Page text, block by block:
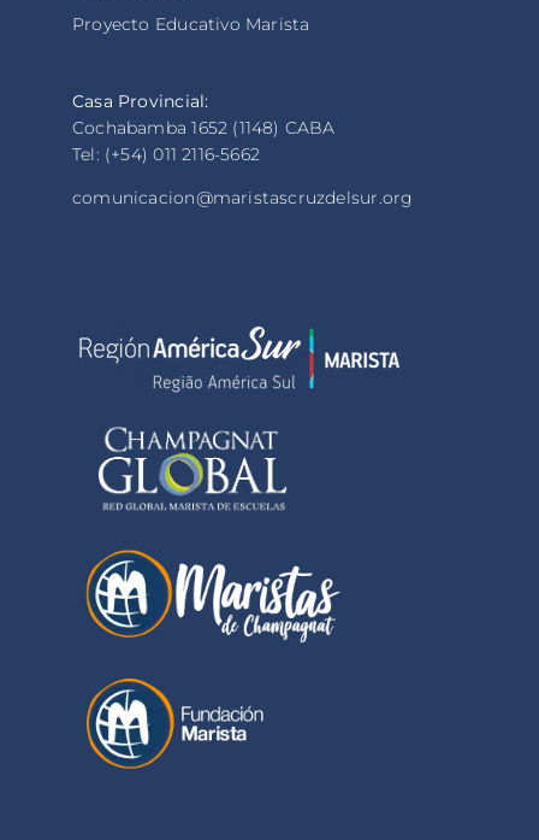
Proyecto Educativo Marista
Casa Provincial:
Cochabamba 1652 (1148) CABA
Tel: (+54) 011 2116-5662
comunicacion@maristascruzdelsur.org